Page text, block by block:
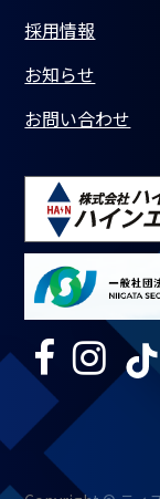
採用情報
お知らせ
お問い合わせ